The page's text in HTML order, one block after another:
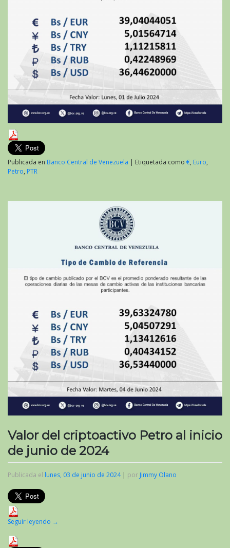
Publicada en Banco Central de Venezuela | Etiquetada como €, Euro,
Petro, PTR
Valor del criptoactivo Petro al inicio
de junio de 2024
Publicada el lunes, 03 de junio de 2024| por Jimmy Olano
Seguir leyendo →